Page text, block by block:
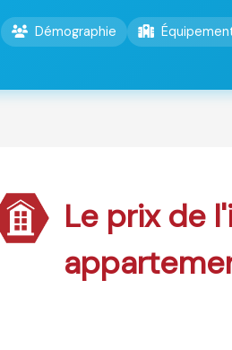
Démographie
Le prix de